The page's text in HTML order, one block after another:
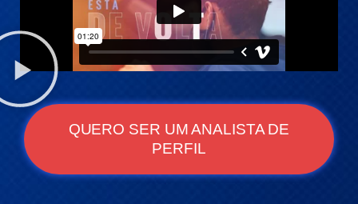
QUERO SER UM ANALISTA DE
PERFIL